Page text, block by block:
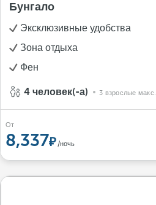
Бунгало
Эксклюзивные удобства
Зона отдыха
Фен
4 человек(-а) 3 взрослые макс.
От
8,337 /ночь